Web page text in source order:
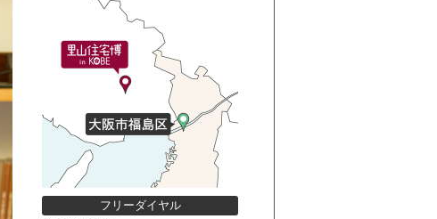
フリーダイヤル